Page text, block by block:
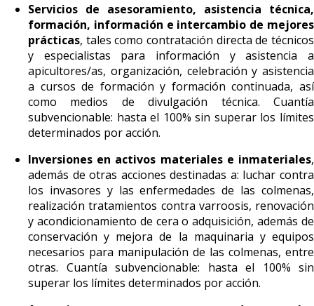
Servicios de asesoramiento, asistencia técnica,
formación, información e intercambio de mejores
prácticas, tales como contratación directa de técnicos
y especialistas para información y asistencia a
apicultores/as, organización, celebración y asistencia
a cursos de formación y formación continuada, así
como medios de divulgación técnica. Cuantía
subvencionable: hasta el 100% sin superar los límites
determinados por acción.
Inversiones en activos materiales e inmateriales,
además de otras acciones destinadas a: luchar contra
los invasores y las enfermedades de las colmenas,
realización tratamientos contra varroosis, renovación
y acondicionamiento de cera o adquisición, además de
conservación y mejora de la maquinaria y equipos
necesarios para manipulación de las colmenas, entre
otras. Cuantía subvencionable: hasta el 100% sin
superar los límites determinados por acción.